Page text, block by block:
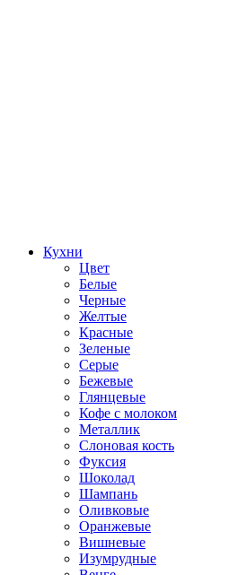
Кухни
Цвет
Белые
Черные
Желтые
Красные
Зеленые
Серые
Бежевые
Глянцевые
Кофе с молоком
Металлик
Слоновая кость
Фуксия
Шоколад
Шампань
Оливковые
Оранжевые
Вишневые
Изумрудные